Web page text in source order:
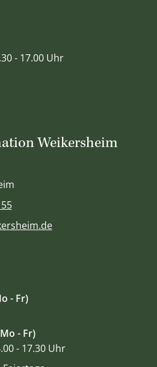
- 17.00 Uhr
Weikersheim
- Fr)
- Fr)
- 17.30 Uhr